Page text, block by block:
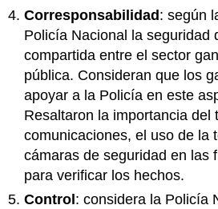
Corresponsabilidad : según
Policía Nacional la seguridad
compartida entre el sector
pública. Consideran que los
apoyar a la Policía en este
Resaltaron la importancia del
comunicaciones, el uso de la
cámaras de seguridad en las
para verificar los hechos.
Control : considera la Policía